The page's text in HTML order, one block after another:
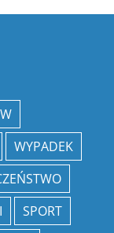
WYPADEK
SPORT